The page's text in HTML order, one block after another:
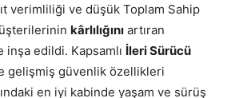
verimliliği ve düşük Toplam Sahip
kârlılığını artıran
edildi. Kapsamlı İleri Sürücü
gelişmiş güvenlik özellikleri
en iyi kabinde yaşam ve sürüş